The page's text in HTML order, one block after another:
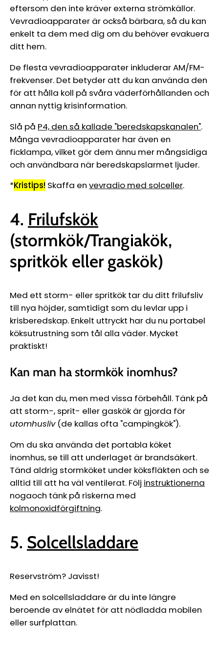
eftersom den inte kräver externa strömkällor.
Vevradioapparater är också bärbara, så du kan
enkelt ta dem med dig om du behöver evakuera
ditt hem.
De flesta vevradioapparater inkluderar AM/FM-
frekvenser. Det betyder att du kan använda den
för att hålla koll på svåra väderförhållanden och
annan nyttig krisinformation.
Slå på P4, den så kallade "beredskapskanalen".
Många vevradioapparater har även en
ficklampa, vilket gör dem ännu mer mångsidiga
och användbara när beredskapslarmet ljuder.
*Kristips! Skaffa en vevradio med solceller.
4. Frilufskök
(stormkök/Trangiakök,
spritkök eller gaskök)
Med ett storm- eller spritkök tar du ditt frilufsliv
till nya höjder, samtidigt som du levlar upp i
krisberedskap. Enkelt uttryckt har du nu portabel
köksutrustning som tål alla väder. Mycket
praktiskt!
Kan man ha stormkök inomhus?
Ja det kan du, men med vissa förbehåll. Tänk på
att storm-, sprit- eller gaskök är gjorda för
utomhusliv(de kallas ofta "campingkök").
Om du ska använda det portabla köket
inomhus, se till att underlaget är brandsäkert.
Tänd aldrig stormköket under köksfläkten och se
alltid till att ha väl ventilerat. Följ instruktionerna
nogaoch tänk på riskerna med
kolmonoxidförgiftning.
5. Solcellsladdare
Reservström? Javisst!
Med en solcellsladdare är du inte längre
beroende av elnätet för att nödladda mobilen
eller surfplattan.